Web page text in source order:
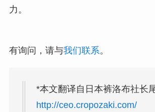
力。
有询问，请与我们联系。
*本文翻译自日本裤洛布社长
http://ceo.cropozaki.com/